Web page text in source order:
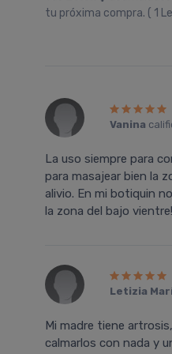
tu próxima compra. ( 1
Vanina
La uso siempre para
para masajear bien la
alivio. En mi botiquin
la zona del bajo vientre!
Letizia
Mi madre tiene
calmarlos con nada y